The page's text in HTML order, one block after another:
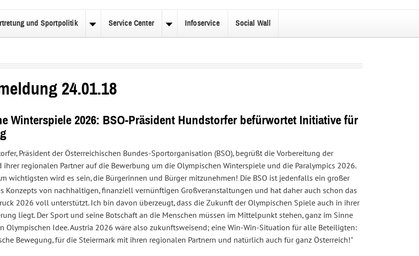
und Sportpolitik Service Center Infoservice Social Wall
24.01.18
Winterspiele 2026: BSO-Präsident Hundstorfer befürwortet Initiative für
Präsident der Österreichischen Bundes-Sportorganisation (BSO), begrüßt die Vorbereitung der
ihrer regionalen Partner auf die Bewerbung um die Olympischen Winterspiele und die Paralympics 2026.
wichtigsten wird es sein, die Bürgerinnen und Bürger mitzunehmen! Die BSO ist jedenfalls ein großer
Konzepts von nachhaltigen, finanziell vernünftigen Großveranstaltungen und hat daher auch schon das
2026 voll unterstützt. Ich bin davon überzeugt, dass die Zukunft der Olympischen Spiele auch in ihrer
liegt. Der Sport und seine Botschaft an die Menschen müssen im Mittelpunkt stehen, ganz im Sinne
Olympischen Idee. Austria 2026 wäre also zukunftsweisend; eine Win-Win-Situation für alle Beteiligten:
Bewegung, für die Steiermark mit ihren regionalen Partnern und natürlich auch für ganz Österreich!"